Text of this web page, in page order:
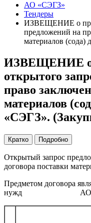
АО «СЭГЗ»
Тендеры
ИЗВЕЩЕНИЕ о
предложений на
материалов
ИЗВЕЩЕНИЕ о
открытого
право
материалов
«СЭГЗ».
Кратко Подробно
Открытый запрос
договора поставки
Предметом договора
нужд АО